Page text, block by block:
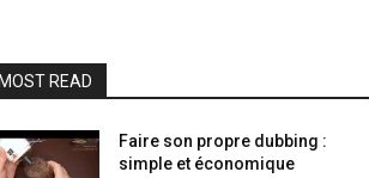
MOST READ
Faire son propre dubbing :
simple et économique